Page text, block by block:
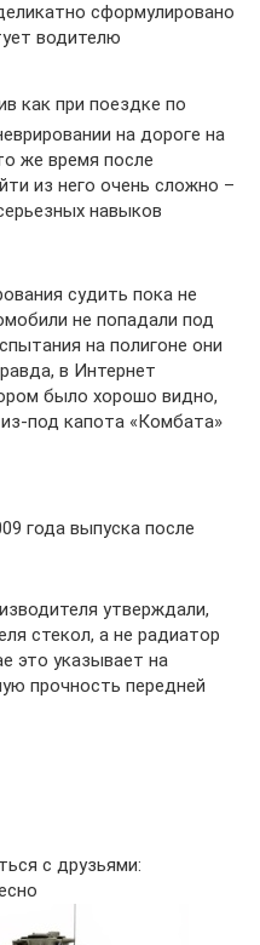
сформулировано
водителю
как при поездке по
на дороге на
же время после
из него очень сложно –
навыков
судить пока не
не попадали под
на полигоне они
в Интернет
было хорошо видно,
под капота «Комбата»
года выпуска после
утверждали,
стекол, а не радиатор
это указывает на
прочность передней
с друзьями: